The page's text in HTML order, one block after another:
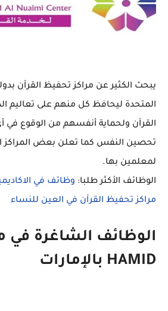
يبحث الكثير عن مراكز تحفيظ القرآن
المتحدة ليحافظ كل منهم على تعاليم
القرآن ولحماية أنفسهم من الوقوع في
تحصين النفس كما تعلن بعض المراكز
لمعلمين بها.
الوظائف الأكثر طلبا: وظائف في
مراكز تحفيظ القرآن في العين للنساء
الوظائف الشاغرة في
HAMID بالإمارات